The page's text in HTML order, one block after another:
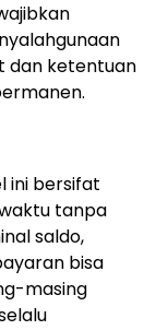
dan ketentuan
ini bersifat
tanpa
saldo,
bisa
masing